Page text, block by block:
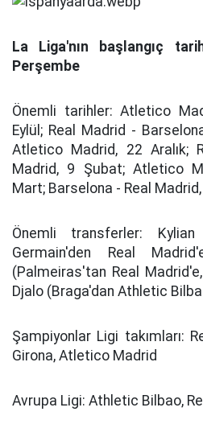
La Liga'nın başlangıç
Perşembe
Önemli tarihler: Atletico
Eylül; Real Madrid -
Atletico Madrid, 22 Aralık;
Madrid, 9 Şubat; Atletico
Mart; Barselona - Real Madrid,
Önemli transferler:
Germain'den Real
(Palmeiras'tan Real
Djalo (Braga'dan Athletic
Şampiyonlar Ligi takımları:
Girona, Atletico Madrid
Avrupa Ligi: Athletic Bilbao,